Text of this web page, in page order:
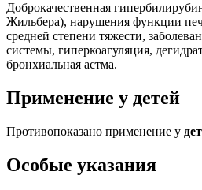
Доброкачественная
Жильбера), нарушения функции
средней степени тяжести,
системы, гиперкоагуляция,
бронхиальная астма.
Применение у детей
Противопоказано применение у
Особые указания